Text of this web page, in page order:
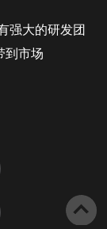
强大的研发团
到市场